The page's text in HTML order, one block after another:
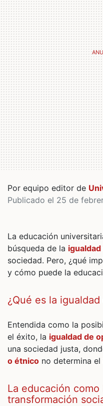
Por equipo editor de
Publicado el 25 de
La educación
búsqueda de la
sociedad. Pero, ¿qué
y cómo puede la
¿Qué es la
Entendida como la
el éxito, la igualdad de
una sociedad justa,
o étnico no determina
La educación como herramienta de
transformación